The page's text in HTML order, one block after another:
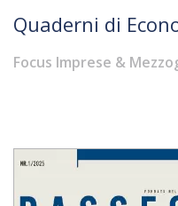
Quaderni di
Focus Imprese &